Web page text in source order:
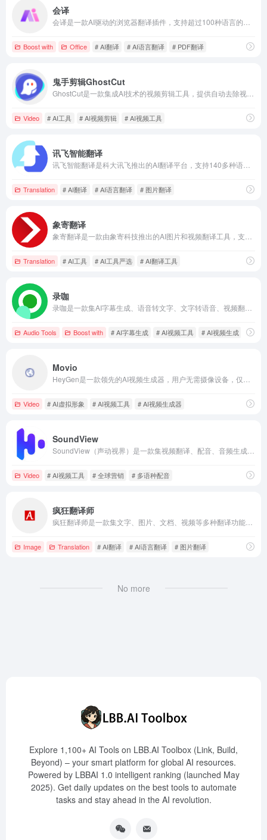
会译
Boost with Office # AI翻译 # AI语言翻译 # PDF翻译
鬼手剪辑GhostCut
Video # AI工具 # AI视频剪辑 # AI视频工具
讯飞智能翻译
Translation # AI翻译 # AI语言翻译 # 图片翻译
象寄翻译
Translation # AI工具 # AI工具严选 # AI翻译工具
录咖
Audio Tools Boost with # AI字幕生成 # AI视频工具 # AI视频生成
Movio
Video # AI虚拟形象 # AI视频工具 # AI视频生成器
SoundView
Video # AI视频工具 # 全球营销 # 多语种配音
疯狂翻译师
Image Translation # AI翻译 # AI语言翻译 # 图片翻译
No more
Explore 1,100+ AI Tools on LBB.AI Toolbox (Link, Build,
Beyond) – your smart platform for global AI resources.
Powered by LBBAI 1.0 intelligent ranking (launched May
2025). Get daily updates on the best tools to automate
tasks and stay ahead in the AI revolution.